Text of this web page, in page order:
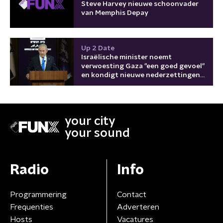
Steve Harvey nieuwe schoonvader
van Memphis Depay
Up 2 Date
Israëlische minister noemt
verwoesting Gaza "een goed gevoel"
en kondigt nieuwe nederzettingen
your city
your sound
Radio
Programmering
Frequenties
Hosts
Info
Contact
Adverteren
Vacatures